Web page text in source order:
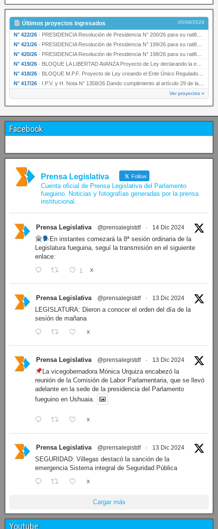
Últimos proyectos ingresados 05/08/2026
N° 422/26 · PRESIDENCIA Resolución de Presidencia N° 200/26 para su ratificación.
N° 421/26 · PRESIDENCIA Resolución de Presidencia N° 199/26 para su ratificación.
N° 420/26 · PRESIDENCIA Resolución de Presidencia N° 198/26 para su ratificación.
N° 419/26 · BLOQUE LA LIBERTAD AVANZA Proyecto de Ley declarando la esencialidad del servicio educativ…
N° 418/26 · BLOQUE M.P.F. Proyecto de Ley creando el Ente Único Regulador de servicios públicos de la …
N° 417/26 · I.P.V. y H. Nota N° 1358/26 Dando cumplimiento al artículo 29 de la Ley provincial N° 1399…
Ver proyectos »
Facebook
Prensa Legislativa Follow
Cuenta oficial de Prensa Legislativa del Parlamento
fueguino. Noticias y fotografías generadas por la prensa
institucional.
Prensa Legislativa @prensalegistdf · 14 Dic 2024
En instantes comezará la 8ª sesión ordinaria de la
Legislatura fueguina, seguí la transmisión en el siguiente
enlace:
1 X
Prensa Legislativa @prensalegistdf · 13 Dic 2024
LEGISLATURA: Dieron a conocer el orden del día de la
sesión de mañana
X
Prensa Legislativa @prensalegistdf · 13 Dic 2024
La vicegobernadora Mónica Urquiza encabezó la
reunión de la Comisión de Labor Parlamentaria, que se llevó
adelante en la sede de la presidencia del Parlamento
fueguino en Ushuaia.
X
Prensa Legislativa @prensalegistdf · 13 Dic 2024
SEGURIDAD: Villegas destacó la sanción de la
emergencia Sistema integral de Seguridad Pública
X
Cargar más
Youtube